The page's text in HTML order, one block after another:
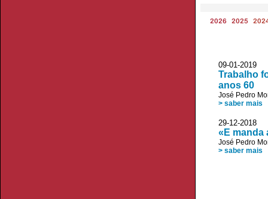
2026 2025
09-01-2019
Trabalho
anos 60
José Pedro
> saber mais
29-12-2018
«E manda
José Pedro
> saber mais